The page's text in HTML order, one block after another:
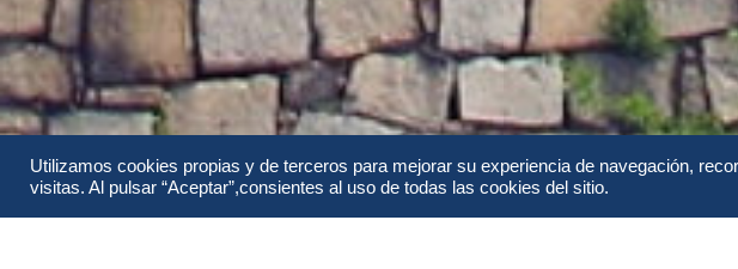
Utilizamos cookies propias y de terceros para mejorar su experiencia de navegación,
visitas. Al pulsar “Aceptar”,consientes al uso de todas las cookies del sitio.